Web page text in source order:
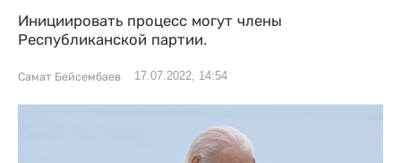
Инициировать процесс могут члены
Республиканской партии.
Самат Бейсембаев 17.07.2022, 14:54